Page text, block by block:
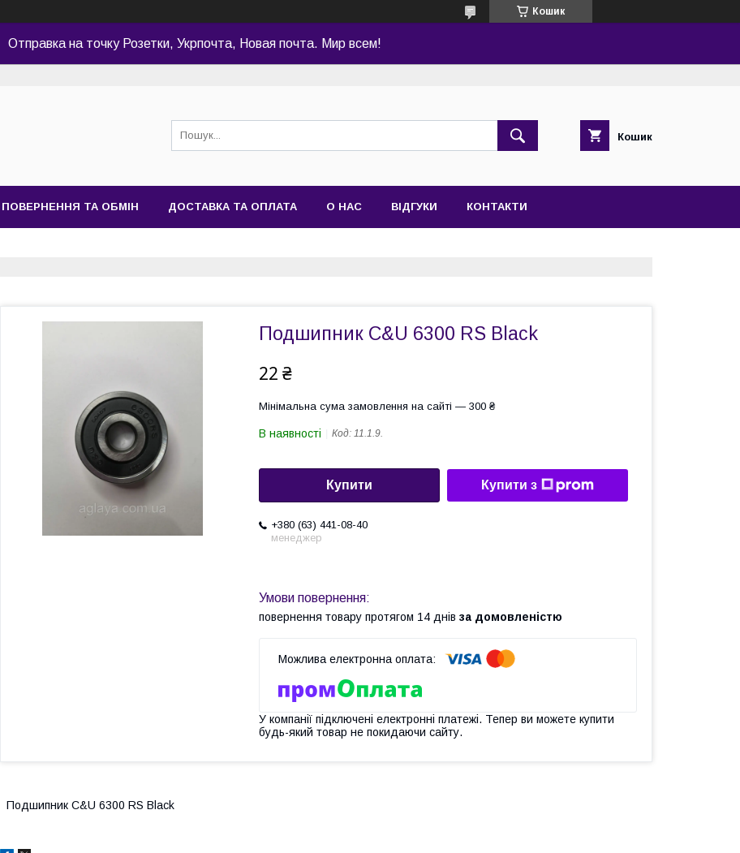
Кошик
Отправка на точку Розетки, Укрпочта, Новая почта. Мир всем!
Кошик
ПОВЕРНЕННЯ ТА ОБМІН ДОСТАВКА ТА ОПЛАТА О НАС ВІДГУКИ КОНТАКТИ
Подшипник C&U 6300 RS Black
22 ₴
Мінімальна сума замовлення на сайті — 300 ₴
В наявності Код: 11.1.9.
Купити Купити з
+380 (63) 441-08-40
менеджер
повернення товару протягом 14 днів за домовленістю
У компанії підключені електронні платежі. Тепер ви можете купити
будь-який товар не покидаючи сайту.
Подшипник C&U 6300 RS Black